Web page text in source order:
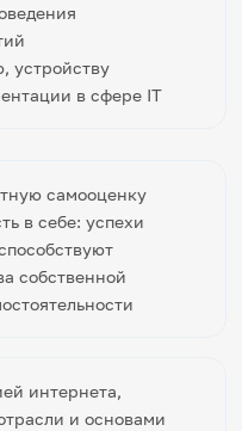
устройству
в сфере IT
самооценку
в себе: успехи
собственной
интернета,
и основами